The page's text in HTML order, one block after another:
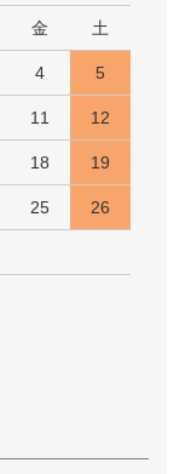
金 土
4 5
11 12
18 19
25 26